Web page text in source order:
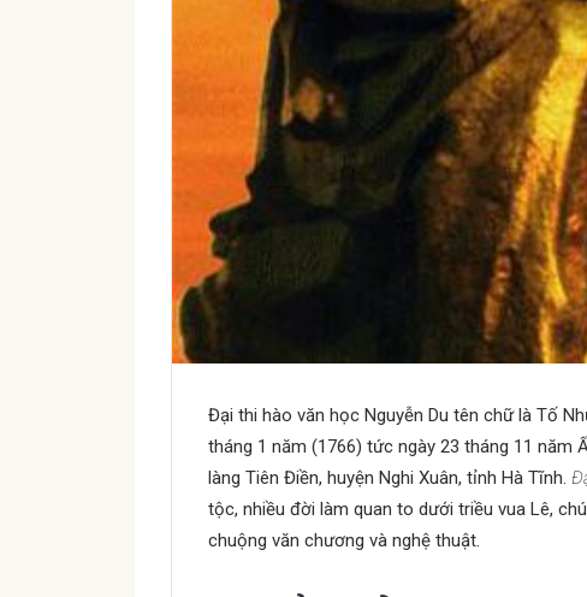
Đại thi hào văn học Nguyễn Du tên chữ là Tố
tháng 1 năm (1766) tức ngày 23 tháng 11 năm
làng Tiên Điền, huyện Nghi Xuân, tỉnh Hà Tĩnh.
tộc, nhiều đời làm quan to dưới triều vua Lê,
chuộng văn chương và nghệ thuật.